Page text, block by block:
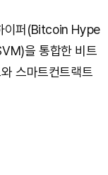
이퍼(Bitcoin Hype
을 통합한 비트
스마트컨트랙트